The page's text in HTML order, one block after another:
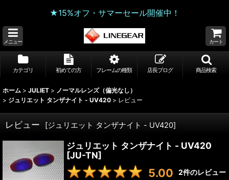
★15%オフ・サマーセール開催中！
メニュー カート
カテゴリ 初めての方 フレームの種類 店長ブログ 商品検索
ホーム > JULIET > ノーマルレンズ（偏光なし）
> ジュリエット タンザナイト - UV420 > レビュー
レビュー [ジュリエット タンザナイト - UV420]
ジュリエット タンザナイト - UV420
[JU-TN]
5.00 2件のレビュー